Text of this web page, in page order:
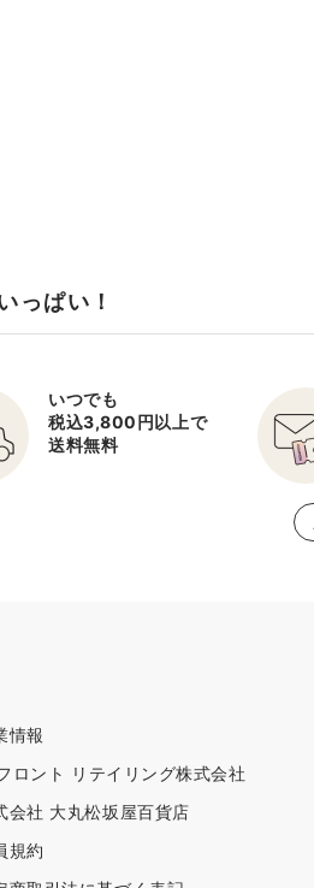
っぱい！
いつでも
税込3,800円以上で
送料無料
情報
ロント リテイリング株式会社
会社 大丸松坂屋百貨店
規約